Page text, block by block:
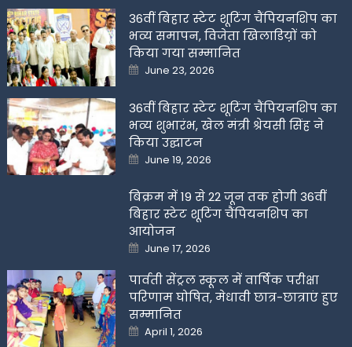
36वीं बिहार स्टेट शूटिंग चैंपियनशिप का
भव्य समापन, विजेता खिलाडिय़ों को
किया गया सम्मानित
Posted
on
June 23, 2026
36वीं बिहार स्टेट शूटिंग चैंपियनशिप का
भव्य शुभारंभ, खेल मंत्री श्रेयसी सिंह ने
किया उद्घाटन
Posted
on
June 19, 2026
बिक्रम में 19 से 22 जून तक होगी 36वीं
बिहार स्टेट शूटिंग चैंपियनशिप का
आयोजन
Posted
on
June 17, 2026
पार्वती सेंट्रल स्कूल में वार्षिक परीक्षा
परिणाम घोषित, मेधावी छात्र-छात्राएं हुए
सम्मानित
Posted
on
April 1, 2026